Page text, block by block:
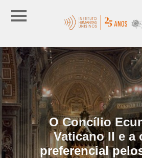
O Concílio
Vaticano II e a
preferencial